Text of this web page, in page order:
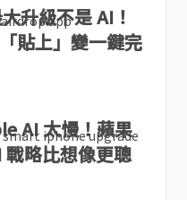
升級不是 AI！
貼上」變一鍵完
AI 太慢！蘋果
戰略比想像更聰